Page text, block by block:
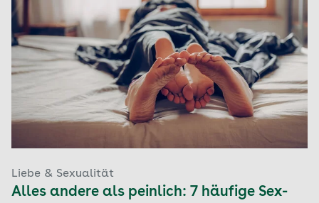
Liebe & Sexualität
Alles andere als peinlich: 7 häufige Sex-